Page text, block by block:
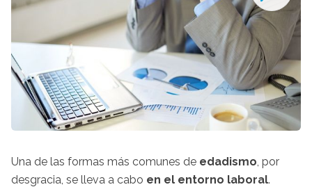
Una de las formas más comunes de edadismo, por
desgracia, se lleva a cabo en el entorno laboral.